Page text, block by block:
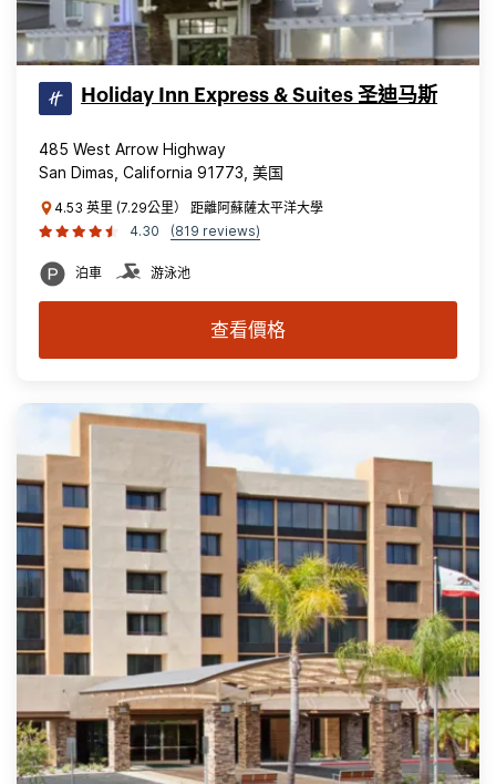
Holiday Inn Express & Suites 圣迪马斯
485 West Arrow Highway
San Dimas, California 91773, 美国
4.53 英里 (7.29公里） 距離阿蘇薩太平洋大學
4.30
(819 reviews)
泊車 游泳池
查看價格